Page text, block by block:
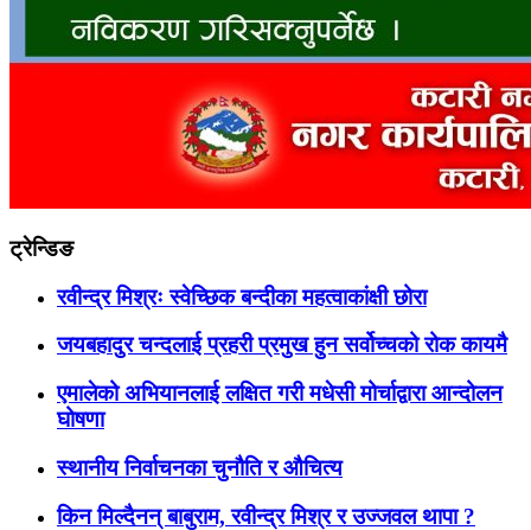
ट्रेन्डिङ
रवीन्द्र मिश्रः स्वेच्छिक बन्दीका महत्वाकांक्षी छोरा
जयबहादुर चन्दलाई प्रहरी प्रमुख हुन सर्वोच्चको रोक कायमै
एमालेको अभियानलाई लक्षित गरी मधेसी मोर्चाद्वारा आन्दोलन
घोषणा
स्थानीय निर्वाचनका चुनौति र औचित्य
किन मिल्दैनन् बाबुराम, रवीन्द्र मिश्र र उज्जवल थापा ?